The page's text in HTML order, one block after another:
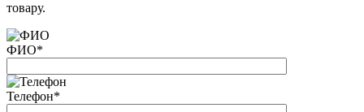
товару.
ФИО*
Телефон*